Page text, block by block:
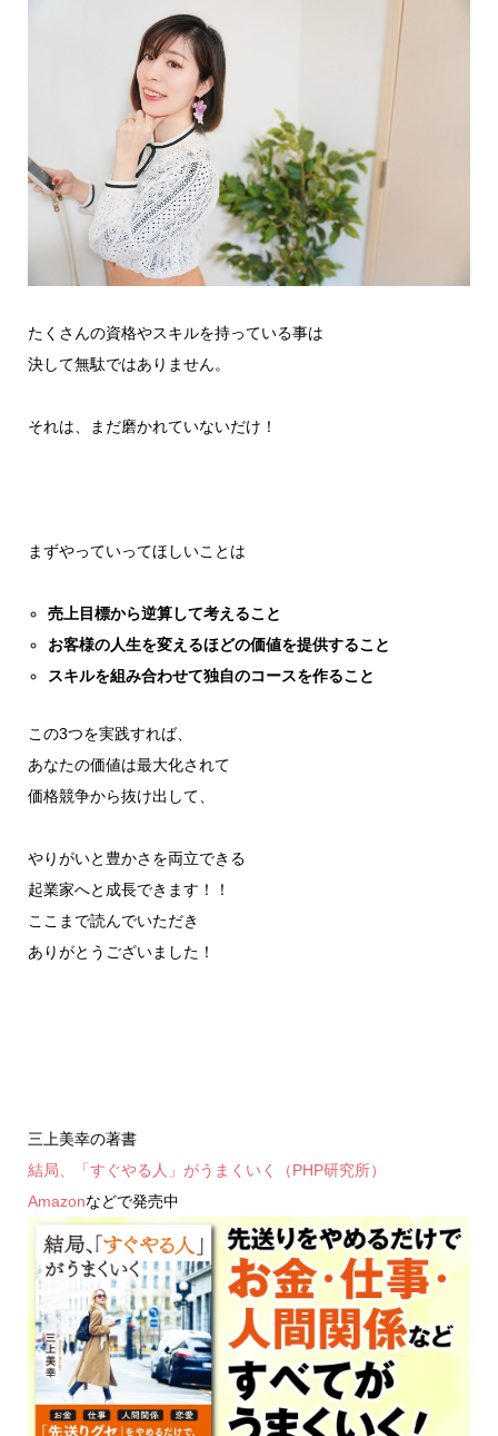
たくさんの資格やスキルを持っている事は
決して無駄ではありません。
それは、まだ磨かれていないだけ！
まずやっていってほしいことは
売上目標から逆算して考えること
お客様の人生を変えるほどの価値を提供すること
スキルを組み合わせて独自のコースを作ること
この3つを実践すれば、
あなたの価値は最大化されて
価格競争から抜け出して、
やりがいと豊かさを両立できる
起業家へと成長できます！！
ここまで読んでいただき
ありがとうございました！
三上美幸の著書
結局、「すぐやる人」がうまくいく（PHP研究所）
Amazonなどで発売中